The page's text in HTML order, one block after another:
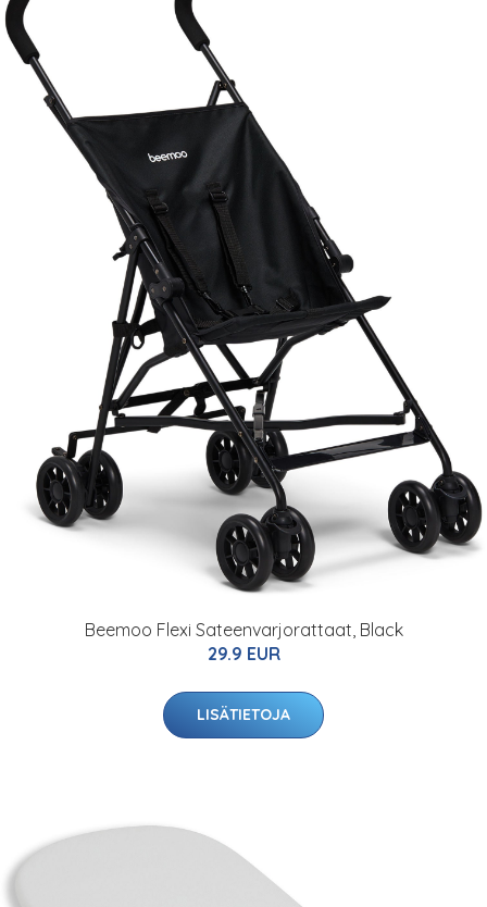
Beemoo Flexi Sateenvarjorattaat, Black
29.9 EUR
LISÄTIETOJA